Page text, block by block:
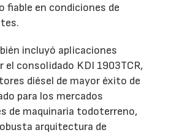
fiable en condiciones de
incluyó aplicaciones
el consolidado KDI 1903TCR,
diésel de mayor éxito de
para los mercados
de maquinaria todoterreno,
arquitectura de